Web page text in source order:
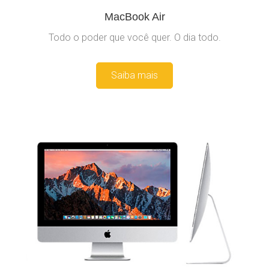
MacBook Air
Todo o poder que você quer. O dia todo.
Saiba mais